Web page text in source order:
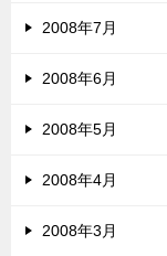
2008年7月
2008年6月
2008年5月
2008年4月
2008年3月